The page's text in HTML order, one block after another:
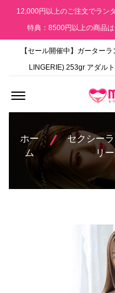
12,000円以上のご注文でラン
特典：8500円以上の商品
【セール開催中】ガーター
LINGERIE) 253gr アダル
ホー
ム
セクシー
リー